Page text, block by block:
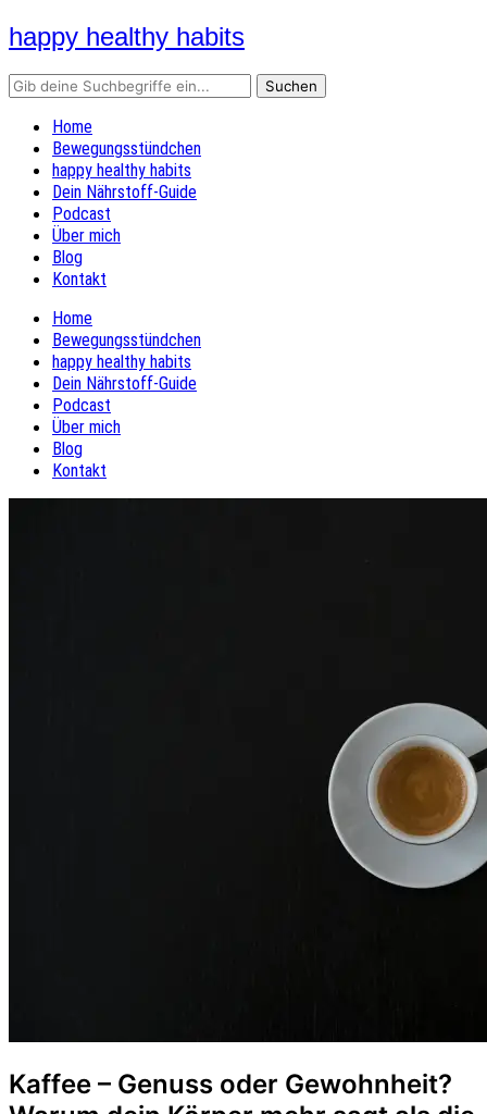
happy healthy habits
Home
Bewegungsstündchen
happy healthy habits
Dein Nährstoff-Guide
Podcast
Über mich
Blog
Kontakt
Home
Bewegungsstündchen
happy healthy habits
Dein Nährstoff-Guide
Podcast
Über mich
Blog
Kontakt
Kaffee – Genuss oder Gewohnheit?